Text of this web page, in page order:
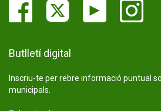
Butlletí digital
Inscriu-te per rebre informació puntual
municipals.